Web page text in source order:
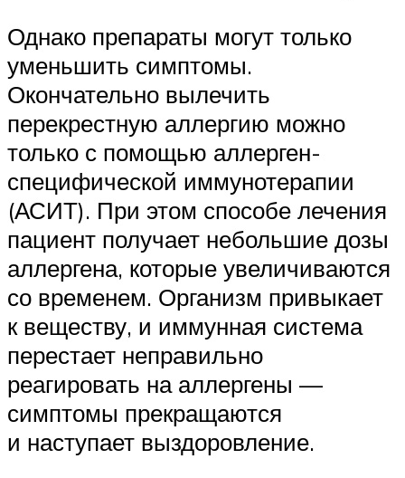
Однако препараты могут только
уменьшить симптомы.
Окончательно вылечить
перекрестную аллергию можно
только с помощью аллерген-
специфической иммунотерапии
(АСИТ). При этом способе лечения
пациент получает небольшие дозы
аллергена, которые увеличиваются
со временем. Организм привыкает
к веществу, и иммунная система
перестает неправильно
реагировать на аллергены —
симптомы прекращаются
и наступает выздоровление.